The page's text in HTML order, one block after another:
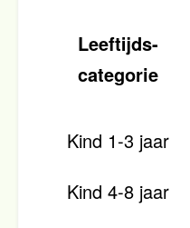
Leeftijds-
categorie
Kind 1-3 jaar
Kind 4-8 jaar